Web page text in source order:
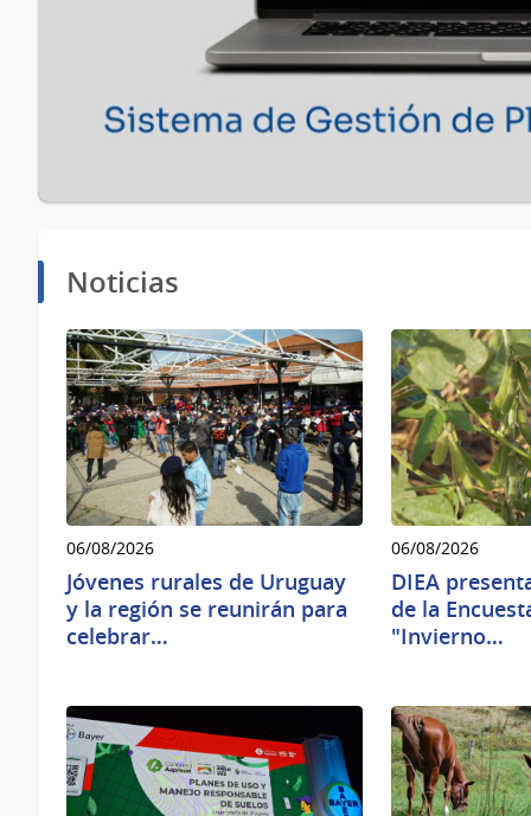
Noticias
06/08/2026
Jóvenes rurales de Uruguay
y la región se reunirán para
celebrar…
06/08/2026
DIEA
de la
"Invierno…